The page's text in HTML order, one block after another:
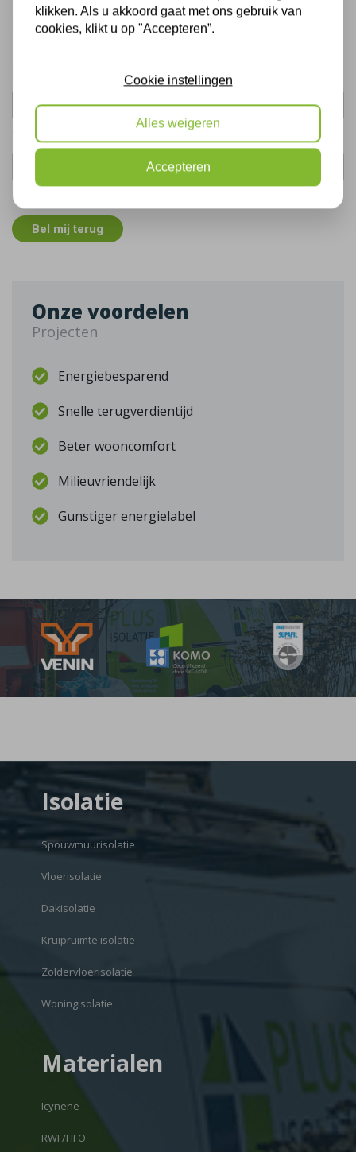
Gratis, vrijblijvend advies
Telefoonnummer:
De gegevens die u hier verstrekt vallen onder ons
Bel mij terug
Onze voordelen
Projecten
Energiebesparend
Snelle terugverdientijd
Beter wooncomfort
Milieuvriendelijk
Gunstiger energielabel
Isolatie
Spouwmuurisolatie
Vloerisolatie
Dakisolatie
Kruipruimte isolatie
Zoldervloerisolatie
Woningisolatie
Materialen
Icynene
RWF/HFO
klikken. Als u akkoord gaat met ons gebruik van
cookies, klikt u op "Accepteren”.
Cookie instellingen
Alles weigeren
Accepteren